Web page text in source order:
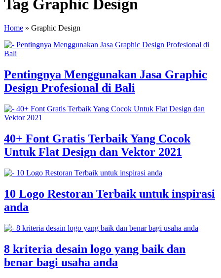
Tag Graphic Design
Home » Graphic Design
Pentingnya Menggunakan Jasa Graphic
Design Profesional di Bali
40+ Font Gratis Terbaik Yang Cocok
Untuk Flat Design dan Vektor 2021
10 Logo Restoran Terbaik untuk inspirasi
anda
8 kriteria desain logo yang baik dan
benar bagi usaha anda